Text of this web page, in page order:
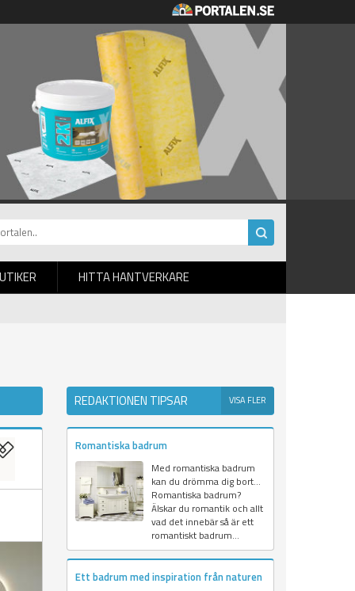
HITTA HANTVERKARE
REDAKTIONEN TIPSAR VISA FLER
Romantiska badrum
Med romantiska badrum
kan du drömma dig bort...
Romantiska badrum?
Älskar du romantik och allt
vad det innebär så är ett
romantiskt badrum...
Ett badrum med inspiration från naturen